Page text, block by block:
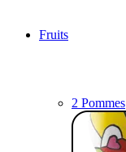
Fruits
2 Pommes